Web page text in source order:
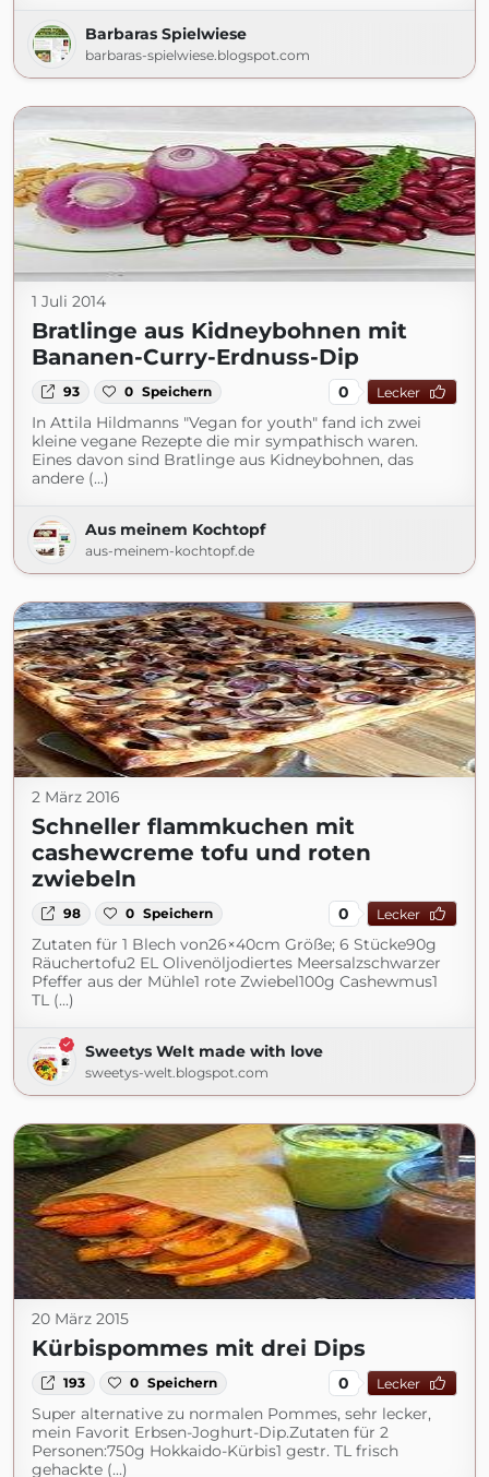
Barbaras Spielwiese
barbaras-spielwiese.blogspot.com
1 Juli 2014
Bratlinge aus Kidneybohnen mit
Bananen-Curry-Erdnuss-Dip
93 0 Speichern 0 Lecker
In Attila Hildmanns "Vegan for youth" fand ich zwei
kleine vegane Rezepte die mir sympathisch waren.
Eines davon sind Bratlinge aus Kidneybohnen, das
andere (...)
Aus meinem Kochtopf
aus-meinem-kochtopf.de
2 März 2016
Schneller flammkuchen mit
cashewcreme tofu und roten
zwiebeln
98 0 Speichern 0 Lecker
Zutaten für 1 Blech von26×40cm Größe; 6 Stücke90g
Räuchertofu2 EL Olivenöljodiertes Meersalzschwarzer
Pfeffer aus der Mühle1 rote Zwiebel100g Cashewmus1
TL (...)
Sweetys Welt made with love
sweetys-welt.blogspot.com
20 März 2015
Kürbispommes mit drei Dips
193 0 Speichern 0 Lecker
Super alternative zu normalen Pommes, sehr lecker,
mein Favorit Erbsen-Joghurt-Dip.Zutaten für 2
Personen:750g Hokkaido-Kürbis1 gestr. TL frisch
gehackte (...)